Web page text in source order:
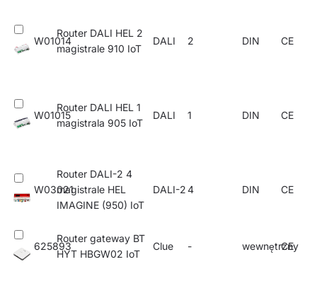
W01014
Router DALI HEL 2
magistrale 910 IoT
DALI 2 DIN CE
W01015
Router DALI HEL 1
magistrala 905 IoT
DALI 1 DIN CE
W03021
Router DALI-2 4
magistrale HEL
IMAGINE (950) IoT
DALI-24 DIN CE
625893
Router gateway BT
HYT HBGW02 IoT
Clue - wewnętrzny
CE